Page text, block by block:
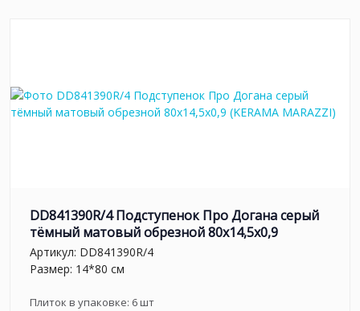
DD841390R/4 Подступенок Про Догана серый
тёмный матовый обрезной 80x14,5x0,9
Артикул: DD841390R/4
Размер: 14*80 см
Плиток в упаковке: 6шт